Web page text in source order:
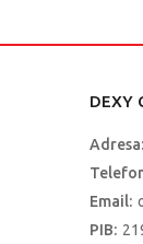
DEXY
Adresa:
Email:
PIB: